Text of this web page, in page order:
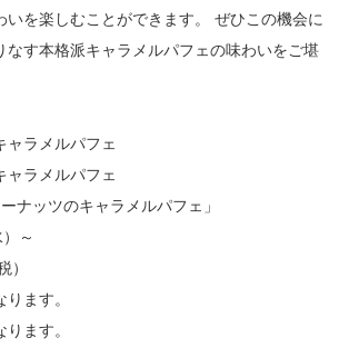
いを楽しむことができます。 ぜひこの機会に
なす本格派キャラメルパフェの味わいをご堪
ャラメルパフェ
ャラメルパフェ
ナッツのキャラメルパフェ」
～
）
ます。
ます。